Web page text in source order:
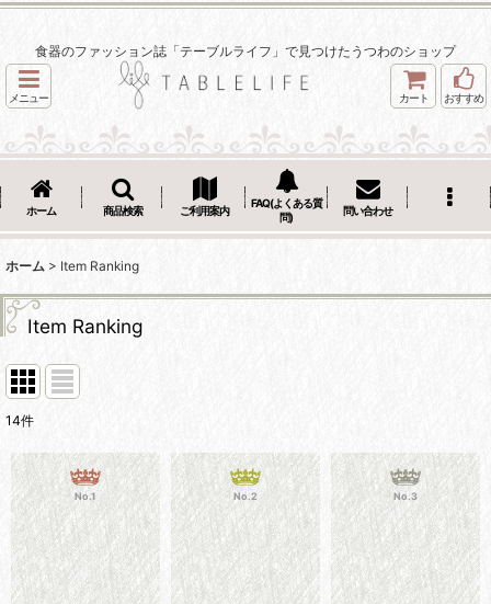
食器のファッション誌「テーブルライフ」で見つけたうつわのショップ
メニュー カート おすすめ
ホーム 商品検索 ご利用案内
FAQ(よくある質
問)
問い合わせ
ホーム > Item Ranking
Item Ranking
14件
No.1 No.2 No.3